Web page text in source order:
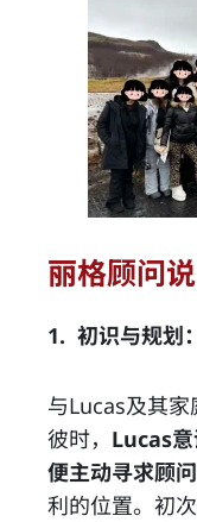
丽格顾问说
1. 初识与规划：
与Lucas及其家
彼时， Lucas意
便主动寻求顾
利的位置。初